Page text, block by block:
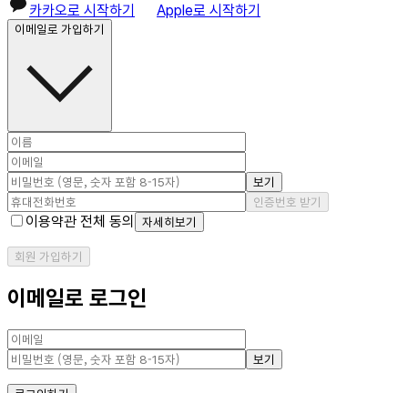
카카오로 시작하기 Apple로 시작하기
이메일로 가입하기
보기
인증번호 받기
이용약관 전체 동의 자세히보기
회원 가입하기
이메일로 로그인
보기